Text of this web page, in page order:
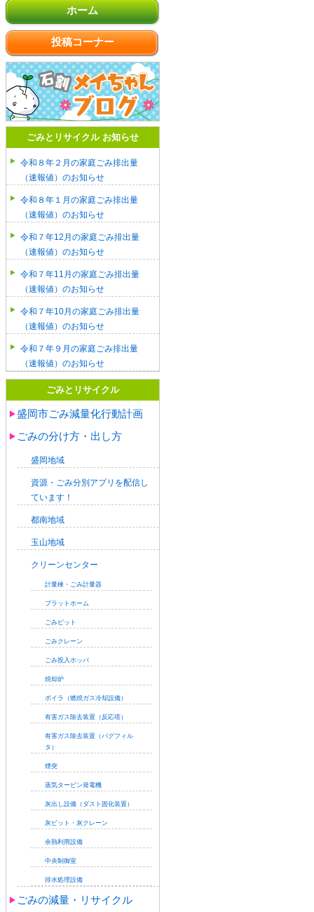
ホーム
投稿コーナー
ごみとリサイクル お知らせ
令和８年２月の家庭ごみ排出量
（速報値）のお知らせ
令和８年１月の家庭ごみ排出量
（速報値）のお知らせ
令和７年12月の家庭ごみ排出量
（速報値）のお知らせ
令和７年11月の家庭ごみ排出量
（速報値）のお知らせ
令和７年10月の家庭ごみ排出量
（速報値）のお知らせ
令和７年９月の家庭ごみ排出量
（速報値）のお知らせ
ごみとリサイクル
盛岡市ごみ減量化行動計画
ごみの分け方・出し方
盛岡地域
資源・ごみ分別アプリを配信し
ています！
都南地域
玉山地域
クリーンセンター
計量棟・ごみ計量器
プラットホーム
ごみピット
ごみクレーン
ごみ投入ホッパ
焼却炉
ボイラ（燃焼ガス冷却設備）
有害ガス除去装置（反応塔）
有害ガス除去装置（バグフィル
タ）
煙突
蒸気タービン発電機
灰出し設備（ダスト固化装置）
灰ピット・灰クレーン
余熱利用設備
中央制御室
排水処理設備
ごみの減量・リサイクル